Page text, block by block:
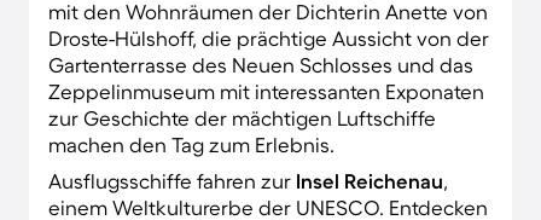
mit den Wohnräumen der Dichterin Anette von
Droste-Hülshoff, die prächtige Aussicht von der
Gartenterrasse des Neuen Schlosses und das
Zeppelinmuseum mit interessanten Exponaten
zur Geschichte der mächtigen Luftschiffe
machen den Tag zum Erlebnis.
Ausflugsschiffe fahren zur Insel Reichenau,
einem Weltkulturerbe der UNESCO. Entdecken